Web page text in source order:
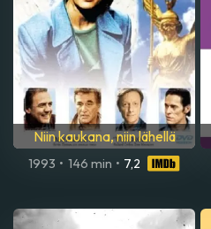
Niin kaukana, niin lähellä
1993 • 146 min • 7,2